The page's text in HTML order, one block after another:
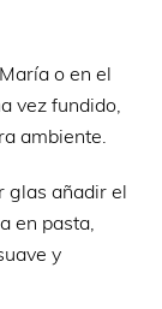
o en el
vez fundido,
ambiente.
glas añadir el
en pasta,
y